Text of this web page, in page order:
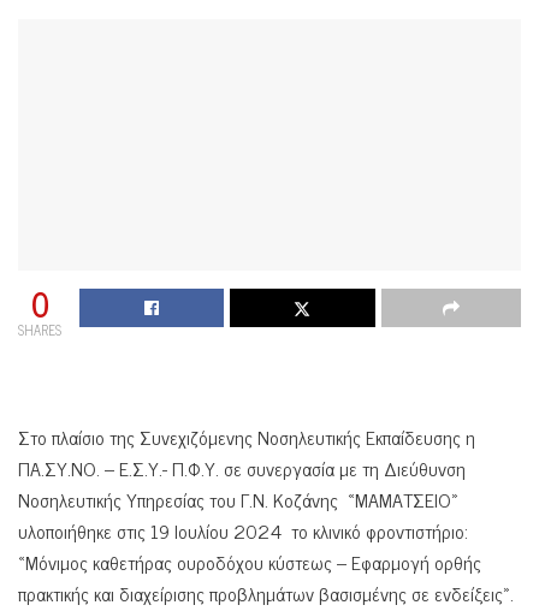
0
SHARES
Στο πλαίσιο της Συνεχιζόμενης Νοσηλευτικής Εκπαίδευσης η
ΠΑ.ΣΥ.ΝΟ. – Ε.Σ.Υ.- Π.Φ.Υ. σε συνεργασία με τη Διεύθυνση
Νοσηλευτικής Υπηρεσίας του Γ.Ν. Κοζάνης «ΜΑΜΑΤΣΕΙΟ»
υλοποιήθηκε στις 19 Ιουλίου 2024 το κλινικό φροντιστήριο:
«Μόνιμος καθετήρας ουροδόχου κύστεως – Εφαρμογή ορθής
πρακτικής και διαχείρισης προβλημάτων βασισμένης σε ενδείξεις».